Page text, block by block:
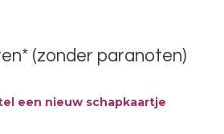
(zonder paranoten)
een nieuw schapkaartje